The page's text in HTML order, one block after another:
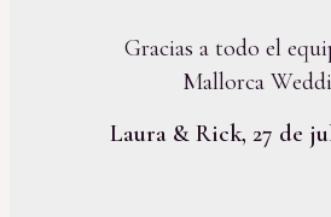
Gracias a todo el
Mallorca
Laura & Rick, 27 de